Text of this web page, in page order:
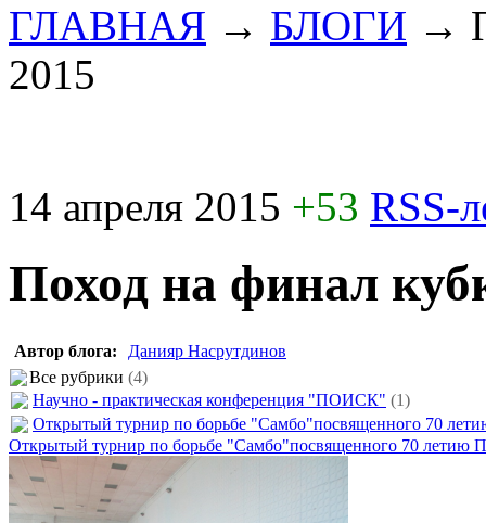
ГЛАВНАЯ → БЛОГИ →
2015
14 апреля 2015 +53 RSS-
Поход на финал
Автор блога:
Данияр Насрутдинов
Все рубрики (4)
Научно - практическая конференция "ПОИСК" (1)
Открытый турнир по борьбе "Самбо"посвященного 70
Открытый турнир по борьбе "Самбо"посвященного 70 летию